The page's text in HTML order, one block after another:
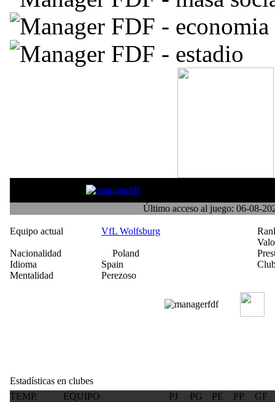
Último acceso al juego: 06-08-
Equipo actual VfL Wolfsburg
Nacionalidad
Poland
Idioma
Spain
Mentalidad
Perezoso
Estadísticas en clubes
TEMP.
EQUIPO PJ PG PE PP
GF